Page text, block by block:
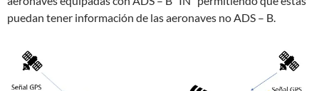
puedan tener información de las aeronaves no ADS – B.